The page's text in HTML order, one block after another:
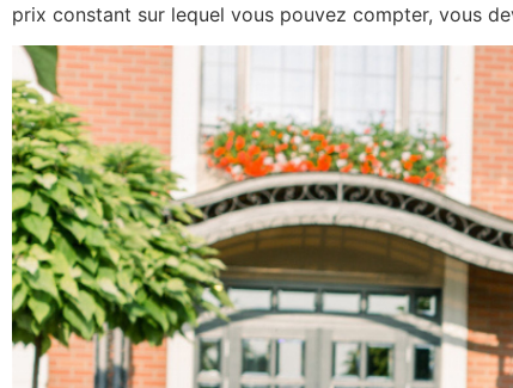
prix constant sur lequel vous pouvez compter, vous